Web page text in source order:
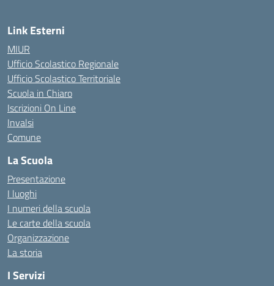
Link Esterni
MIUR
Ufficio Scolastico Regionale
Ufficio Scolastico Territoriale
Scuola in Chiaro
Iscrizioni On Line
Invalsi
Comune
La Scuola
Presentazione
I luoghi
I numeri della scuola
Le carte della scuola
Organizzazione
La storia
I Servizi